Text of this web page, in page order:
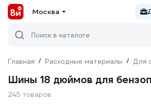
Москва
Поиск в каталоге
Главная / Расходные материалы / Для
Шины 18 дюймов для
245 товаров